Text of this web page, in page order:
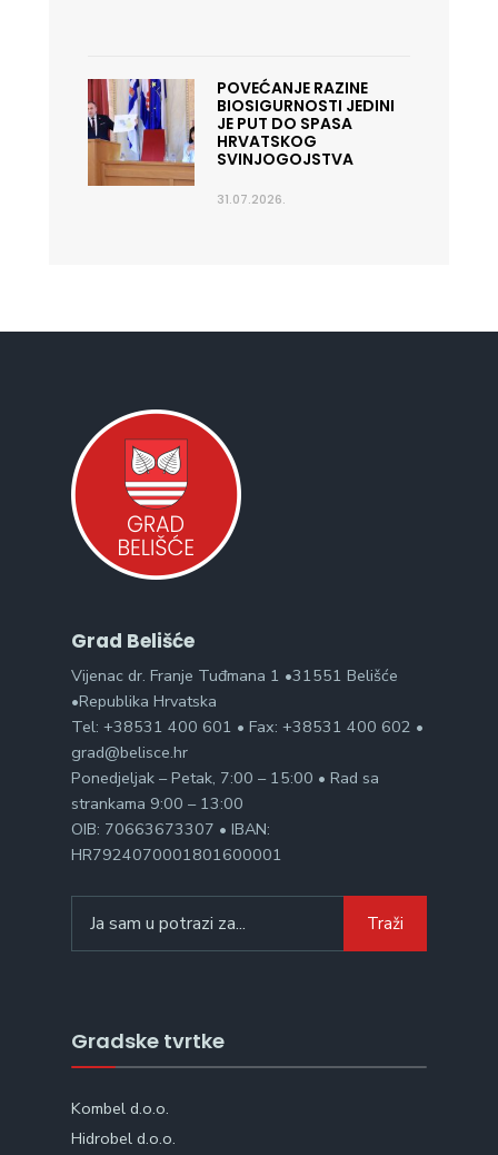
POVEĆANJE RAZINE
BIOSIGURNOSTI JEDINI
JE PUT DO SPASA
HRVATSKOG
SVINJOGOJSTVA
31.07.2026.
Grad Belišće
Vijenac dr. Franje Tuđmana 1 •31551 Belišće
•Republika Hrvatska
Tel: +38531 400 601 • Fax: +38531 400 602 •
grad@belisce.hr
Ponedjeljak – Petak, 7:00 – 15:00 • Rad sa
strankama 9:00 – 13:00
OIB: 70663673307 • IBAN:
HR7924070001801600001
for:
Traži
Gradske tvrtke
Kombel d.o.o.
Hidrobel d.o.o.